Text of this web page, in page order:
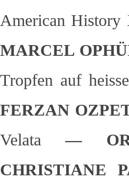
American History
MARCEL
Tropfen auf
FERZAN
Velata
—